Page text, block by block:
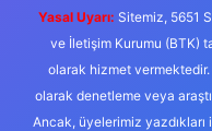
Yasal Uyarı: Sitemiz, 5651
ve İletişim Kurumu (BTK)
olarak hizmet
olarak denetleme veya
Ancak, üyelerimiz